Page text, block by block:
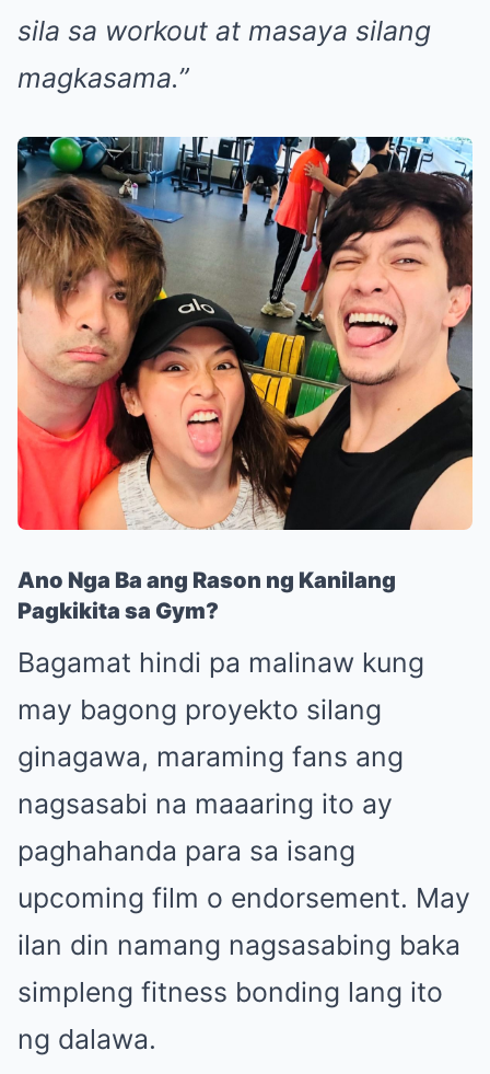
sila sa workout at masaya silang
magkasama.”
Ano Nga Ba ang Rason ng Kanilang
Pagkikita sa Gym?
Bagamat hindi pa malinaw kung
may bagong proyekto silang
ginagawa, maraming fans ang
nagsasabi na maaaring ito ay
paghahanda para sa isang
upcoming film o endorsement. May
ilan din namang nagsasabing baka
simpleng fitness bonding lang ito
ng dalawa.